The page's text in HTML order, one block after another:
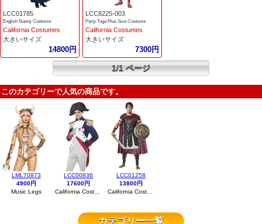
LCC01785
English Nanny Costume
California Costumes
大きいサイズ
14800円
LCC8225-003
Party Toga Plus Size Costume
California Costumes
大きいサイズ
7300円
1/1 ページ
このカテゴリーで人気の商品です。
LML70873
4900円
Music Legs
LCC00836
17600円
LCC01258
13800円
California Costumes
カテゴリー一覧